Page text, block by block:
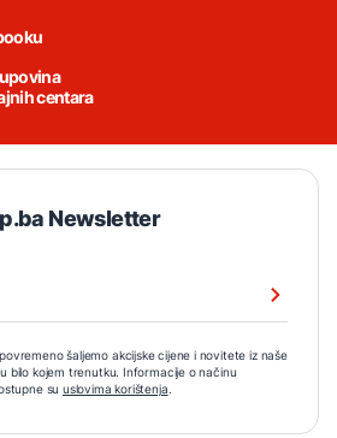
centara
Newsletter
šaljemo akcijske cijene i novitete iz naše
bilo kojem trenutku. Informacije o načinu
su uslovima korištenja.